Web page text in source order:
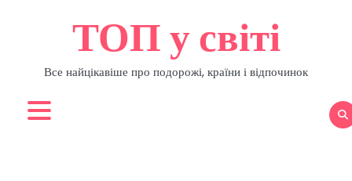
ТОП у світі
Все найцікавіше про подорожі, країни і відпочинок